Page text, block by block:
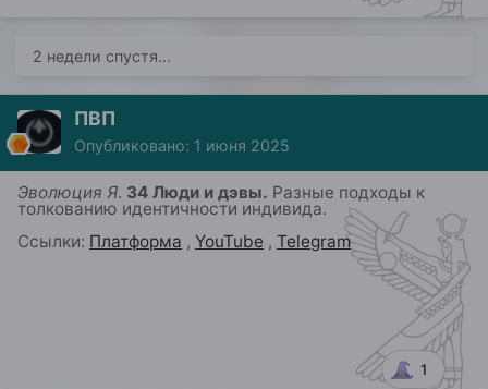
2 недели спустя...
ПВП
Опубликовано: 1 июня 2025
Эволюция Я. 34 Люди и дэвы. Разные подходы к
толкованию идентичности индивида.
Ссылки: Платформа , YouTube , Telegram
1